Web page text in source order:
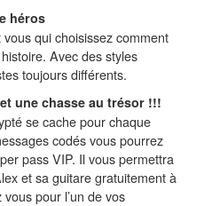
héros
qui choisissez comment
Avec des styles
toujours différents.
et une chasse au trésor !!!
se cache pour chaque
codés vous pourrez
pass VIP. Il vous permettra
et sa guitare gratuitement à
pour l’un de vos